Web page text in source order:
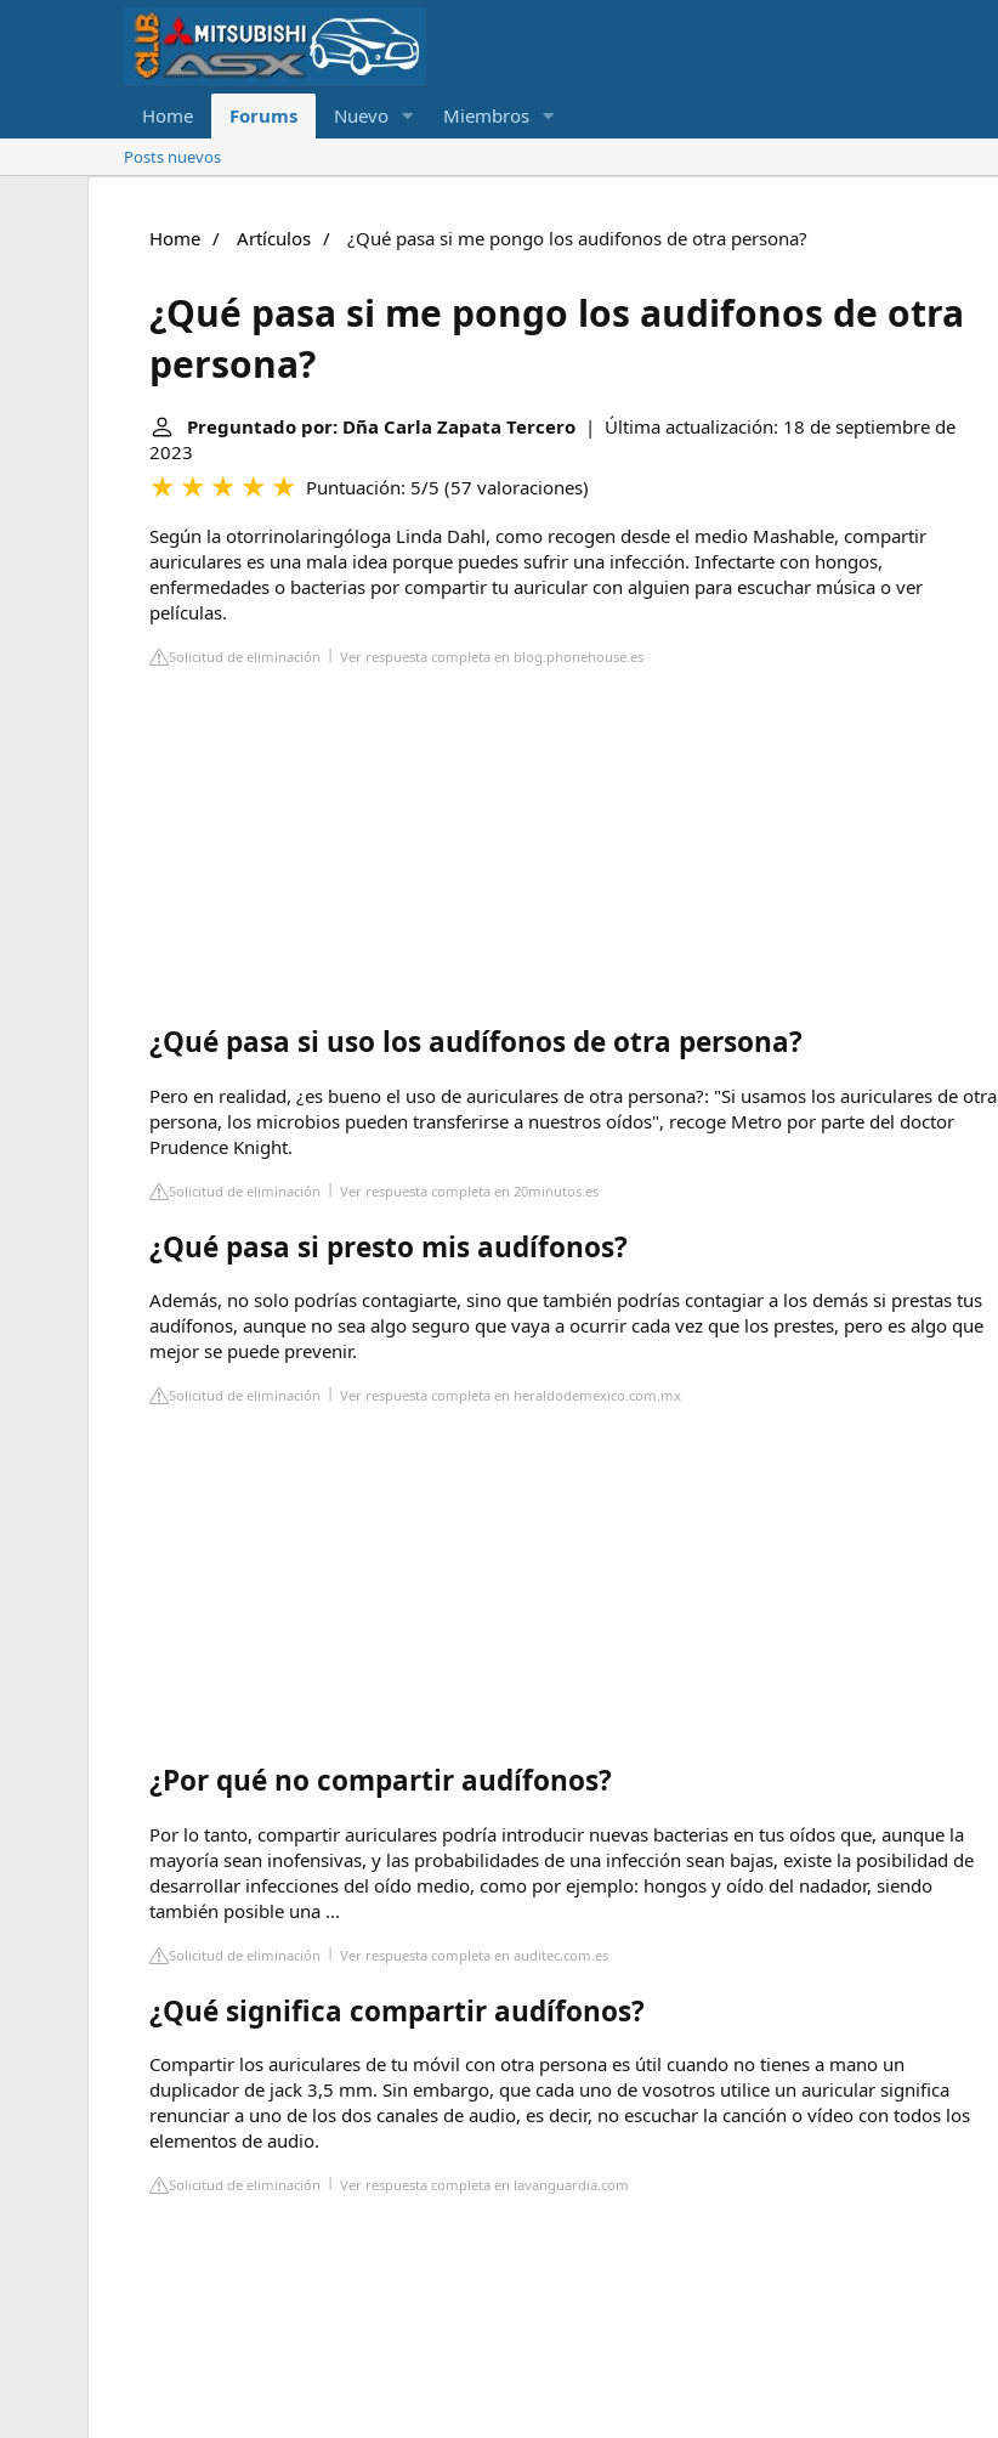
Home Forums Nuevo Miembros
Posts nuevos
Home Artículos ¿Qué pasa si me pongo los audifonos de otra persona?
¿Qué pasa si me pongo los audifonos de otra
persona?
Preguntado por: Dña Carla Zapata Tercero | Última actualización: 18 de septiembre de
2023
Puntuación: 5/5 (57 valoraciones)
Según la otorrinolaringóloga Linda Dahl, como recogen desde el medio Mashable, compartir
auriculares es una mala idea porque puedes sufrir una infección. Infectarte con hongos,
enfermedades o bacterias por compartir tu auricular con alguien para escuchar música o ver
películas.
Solicitud de eliminación Ver respuesta completa en blog.phonehouse.es
¿Qué pasa si uso los audífonos de otra persona?
Pero en realidad, ¿es bueno el uso de auriculares de otra persona?: "Si usamos los auriculares de otra
persona, los microbios pueden transferirse a nuestros oídos", recoge Metro por parte del doctor
Prudence Knight.
Solicitud de eliminación Ver respuesta completa en 20minutos.es
¿Qué pasa si presto mis audífonos?
Además, no solo podrías contagiarte, sino que también podrías contagiar a los demás si prestas tus
audífonos, aunque no sea algo seguro que vaya a ocurrir cada vez que los prestes, pero es algo que
mejor se puede prevenir.
Solicitud de eliminación Ver respuesta completa en heraldodemexico.com.mx
¿Por qué no compartir audífonos?
Por lo tanto, compartir auriculares podría introducir nuevas bacterias en tus oídos que, aunque la
mayoría sean inofensivas, y las probabilidades de una infección sean bajas, existe la posibilidad de
desarrollar infecciones del oído medio, como por ejemplo: hongos y oído del nadador, siendo
también posible una ...
Solicitud de eliminación Ver respuesta completa en auditec.com.es
¿Qué significa compartir audífonos?
Compartir los auriculares de tu móvil con otra persona es útil cuando no tienes a mano un
duplicador de jack 3,5 mm. Sin embargo, que cada uno de vosotros utilice un auricular significa
renunciar a uno de los dos canales de audio, es decir, no escuchar la canción o vídeo con todos los
elementos de audio.
Solicitud de eliminación Ver respuesta completa en lavanguardia.com